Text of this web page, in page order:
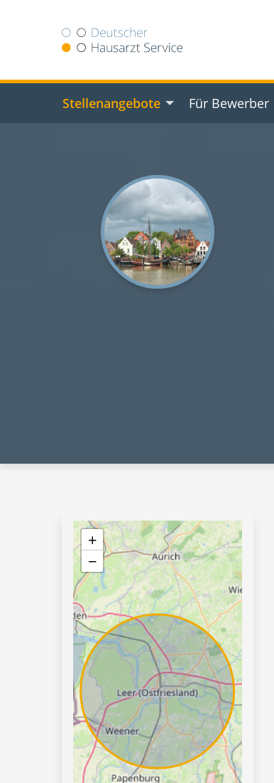
Stellenangebote Für Bewerber
+
−